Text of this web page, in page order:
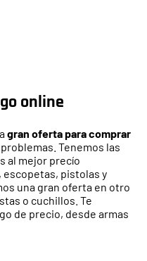
online
gran oferta para comprar
Tenemos las
al mejor precío
escopetas, pistolas y
una gran oferta en otro
o cuchillos. Te
de precio, desde armas